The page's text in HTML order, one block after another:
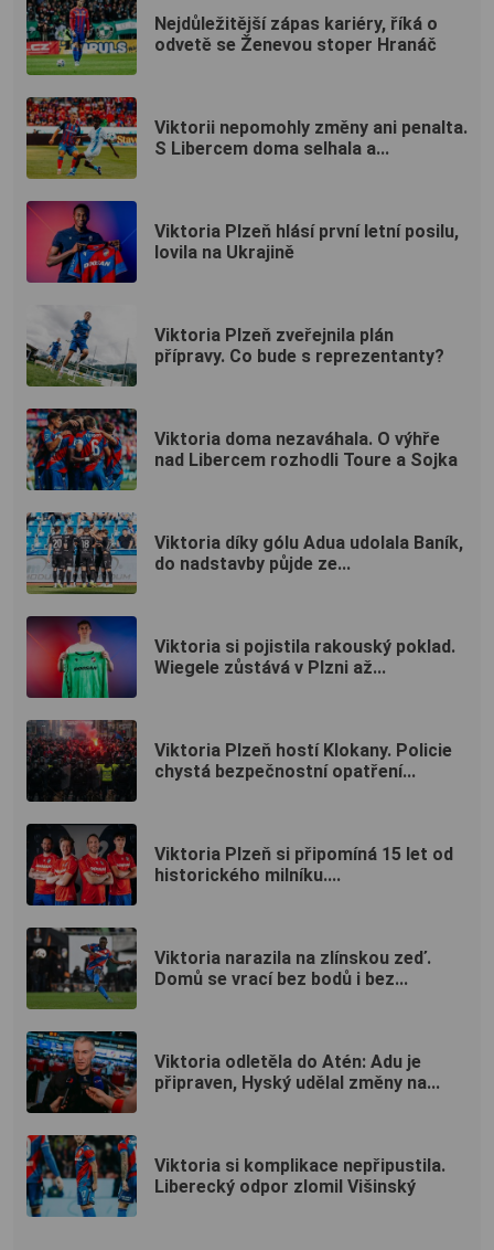
Nejdůležitější zápas kariéry, říká o
odvetě se Ženevou stoper Hranáč
Viktorii nepomohly změny ani penalta.
S Libercem doma selhala a...
Viktoria Plzeň hlásí první letní posilu,
lovila na Ukrajině
Viktoria Plzeň zveřejnila plán
přípravy. Co bude s reprezentanty?
Viktoria doma nezaváhala. O výhře
nad Libercem rozhodli Toure a Sojka
Viktoria díky gólu Adua udolala Baník,
do nadstavby půjde ze...
Viktoria si pojistila rakouský poklad.
Wiegele zůstává v Plzni až...
Viktoria Plzeň hostí Klokany. Policie
chystá bezpečnostní opatření...
Viktoria Plzeň si připomíná 15 let od
historického milníku....
Viktoria narazila na zlínskou zeď.
Domů se vrací bez bodů i bez...
Viktoria odletěla do Atén: Adu je
připraven, Hyský udělal změny na...
Viktoria si komplikace nepřipustila.
Liberecký odpor zlomil Višinský